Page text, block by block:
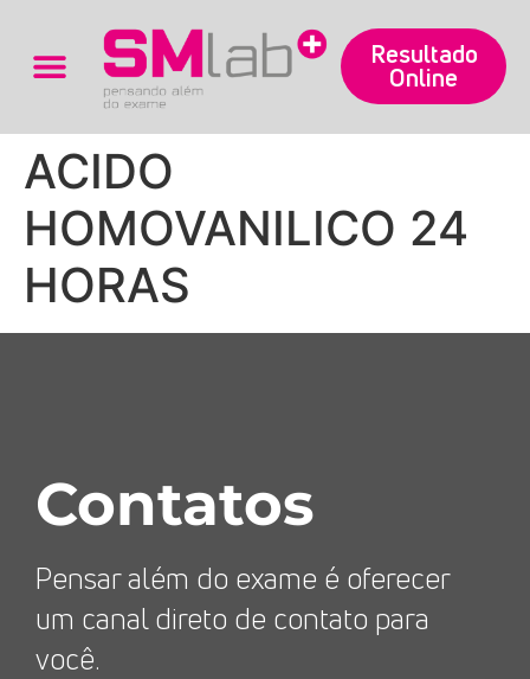
Resultado
Online
ACIDO
HOMOVANILICO 24
HORAS
Contatos
Pensar além do exame é oferecer
um canal direto de contato para
você.